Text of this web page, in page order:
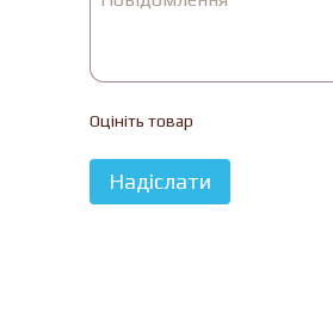
Оцініть товар
Надіслати